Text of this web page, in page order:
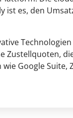
es, den
Google Suite,